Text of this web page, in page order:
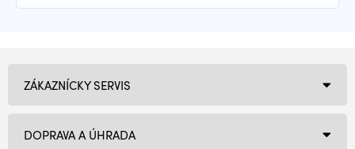
ZÁKAZNÍCKY SERVIS
DOPRAVA A ÚHRADA